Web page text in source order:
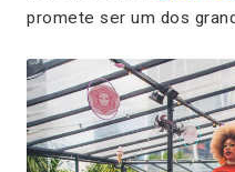
promete ser um dos